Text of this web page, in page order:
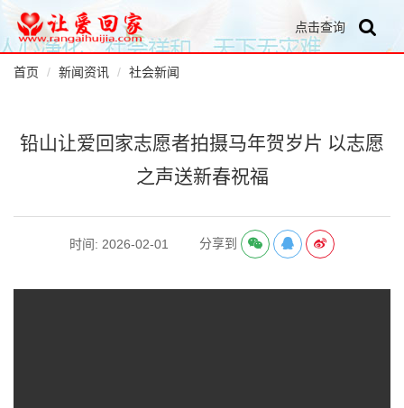
点击查询
首页 新闻资讯 社会新闻
铅山让爱回家志愿者拍摄马年贺岁片 以志愿
之声送新春祝福
时间: 2026-02-01 分享到